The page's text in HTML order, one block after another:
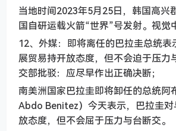
当地时间2023年5月25日，韩国高兴
国自研运载火箭“世界”号发射。视觉
12、外媒：即将离任的巴拉圭总统表
展贸易持开放态度，但不会迫于压力
交部批驳：应尽早作出正确决断；
南美洲国家巴拉圭即将卸任的总统阿
Abdo Benitez）今天表示，巴拉圭对
放态度，但不会屈于压力与台断交。